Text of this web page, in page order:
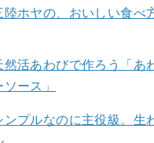
陸ホヤの、おいしい食べ
然活あわびで作ろう「あ
ソース」
ンプルなのに主役級。生